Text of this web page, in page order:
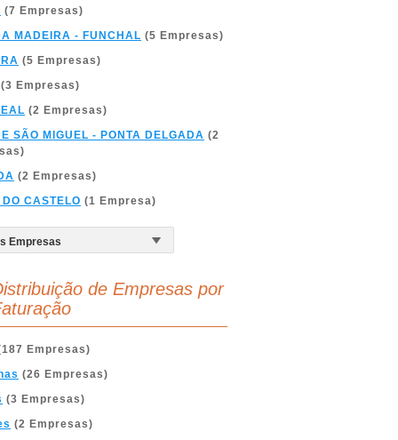
(7 Empresas)
MADEIRA - FUNCHAL (5 Empresas)
(5 Empresas)
(3 Empresas)
(2 Empresas)
SÃO MIGUEL - PONTA DELGADA (2
(2 Empresas)
CASTELO (1 Empresa)
de Empresas por
Empresas)
(26 Empresas)
(3 Empresas)
(2 Empresas)